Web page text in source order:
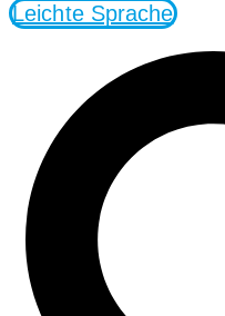
Leichte Sprache